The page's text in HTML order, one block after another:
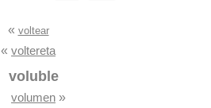
presentados me ayudó
« voltear
« voltereta
voluble
volumen »